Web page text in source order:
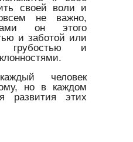
своей воли и
не важно,
он этого
и заботой или
грубостью и
человек
но в каждом
развития этих